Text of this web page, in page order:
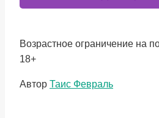
Возрастное ограничение на
18+
Метки
Автор Таис Февраль